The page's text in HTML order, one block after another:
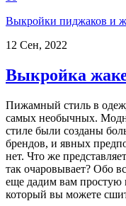
Выкройки пиджаков и
12 Сен, 2022
Выкройка
Пижамный стиль в
самых необычных.
стиле были созданы
брендов, и явных
нет. Что же
так очаровывает? Обо
еще дадим вам простую
который вы можете